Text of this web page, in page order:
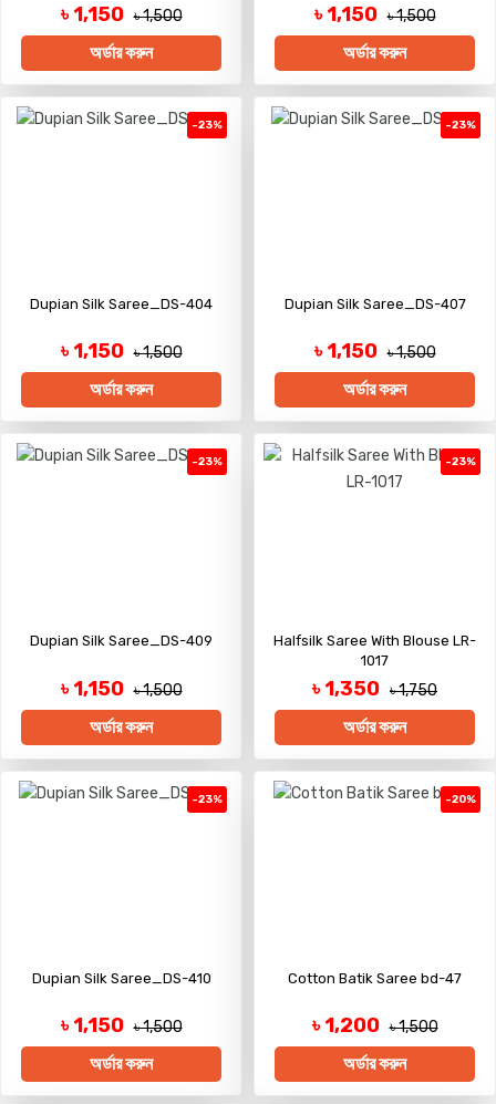
৳ 1,150 ৳ 1,500
অর্ডার করুন
৳ 1,150 ৳ 1,500
অর্ডার করুন
-23%
Dupian Silk Saree_DS-404
৳ 1,150 ৳ 1,500
অর্ডার করুন
-23%
Dupian Silk Saree_DS-407
৳ 1,150 ৳ 1,500
অর্ডার করুন
-23%
Dupian Silk Saree_DS-409
৳ 1,150 ৳ 1,500
অর্ডার করুন
-23%
Halfsilk Saree With Blouse LR-
1017
৳ 1,350 ৳ 1,750
অর্ডার করুন
-23%
Dupian Silk Saree_DS-410
৳ 1,150 ৳ 1,500
অর্ডার করুন
-20%
Cotton Batik Saree bd-47
৳ 1,200 ৳ 1,500
অর্ডার করুন